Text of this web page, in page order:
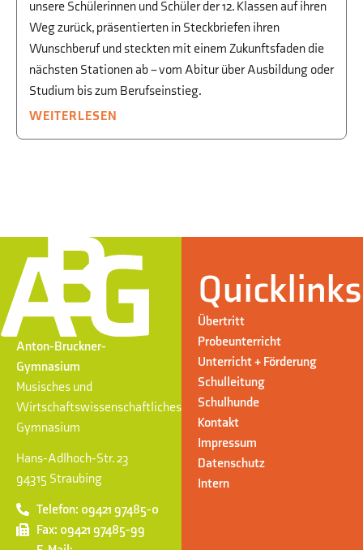
unsere Schülerinnen und Schüler der 12. Klassen auf ihren
Weg zurück, präsentierten in Steckbriefen ihren
Wunschberuf und steckten mit einem Zukunftsfaden die
nächsten Stationen ab – vom Abitur über Ausbildung oder
Studium bis zum Berufseinstieg.
WEITERLESEN
Anton-Bruckner-
Gymnasium
Musisches und
Wirtschaftswissenschaftliches
Gymnasium
Hans-Adlhoch-Str. 23
94315 Straubing
Telefon: 09421 97485-0
Fax: 09421 97485-99
Quicklinks
Übertritt
Probeunterricht
Unterricht + Förderung
Schulleitung
Schulhunde
Kontakt
Impressum
Datenschutz
Intern